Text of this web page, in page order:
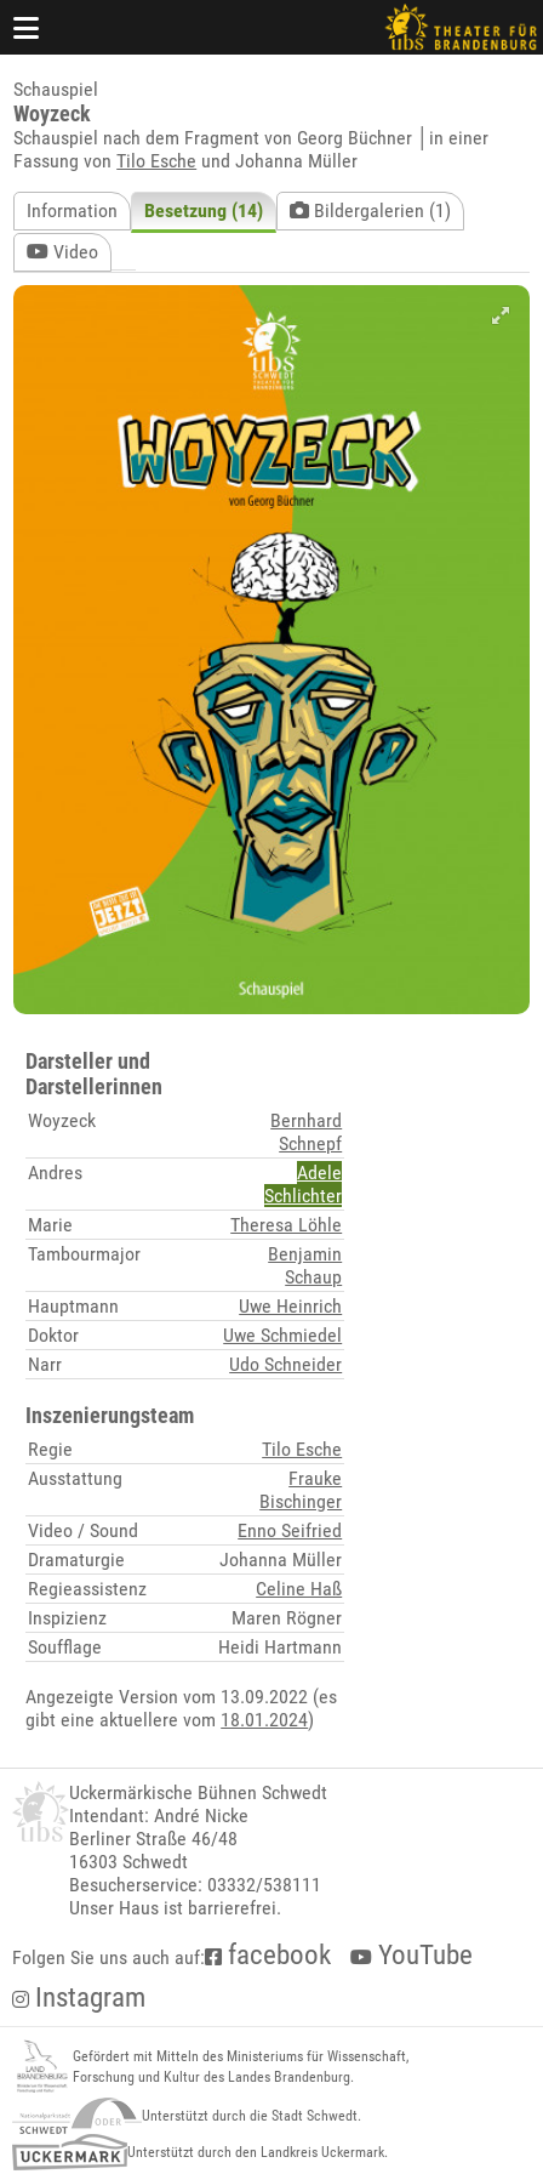
Schauspiel
Woyzeck
Schauspiel nach dem Fragment von Georg Büchner │in einer
Fassung vonTilo Esche und Johanna Müller
Information Besetzung (14)
Bildergalerien (1)
Video
Darsteller und
Darstellerinnen
Woyzeck
Bernhard
Schnepf
Andres
Adele
Schlichter
Marie
Theresa Löhle
Tambourmajor
Benjamin
Schaup
Hauptmann
Uwe Heinrich
Doktor
Uwe Schmiedel
Narr
Udo Schneider
Inszenierungsteam
Regie
Tilo Esche
Ausstattung
Frauke
Bischinger
Video / Sound
Enno Seifried
Dramaturgie
Johanna Müller
Regieassistenz
Celine Haß
Inspizienz
Maren Rögner
Soufflage
Heidi Hartmann
Angezeigte Version vom 13.09.2022 (es
gibt eine aktuellere vom 18.01.2024)
Uckermärkische Bühnen Schwedt
Intendant: André Nicke
Berliner Straße 46/48
16303 Schwedt
Besucherservice: 03332/538111
Unser Haus ist barrierefrei.
Folgen Sie uns auch auf: facebook
YouTube
Instagram
Gefördert mit Mitteln des Ministeriums für Wissenschaft,
Forschung und Kultur des Landes Brandenburg.
Unterstützt durch die Stadt Schwedt.
Unterstützt durch den Landkreis Uckermark.